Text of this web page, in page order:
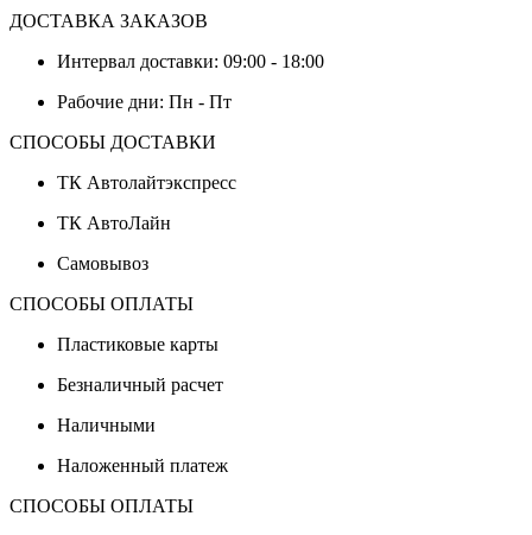
ДОСТАВКА ЗАКАЗОВ
Интервал доставки: 09:00 - 18:00
Рабочие дни: Пн - Пт
СПОСОБЫ ДОСТАВКИ
ТК Автолайтэкспресс
ТК АвтоЛайн
Самовывоз
СПОСОБЫ ОПЛАТЫ
Пластиковые карты
Безналичный расчет
Наличными
Наложенный платеж
СПОСОБЫ ОПЛАТЫ